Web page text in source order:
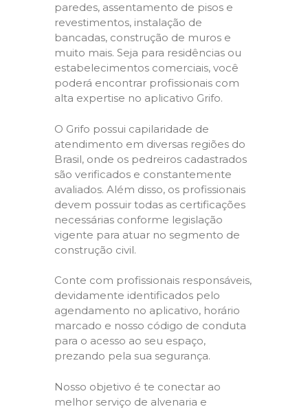
paredes, assentamento de pisos e
revestimentos, instalação de
bancadas, construção de muros e
muito mais. Seja para residências ou
estabelecimentos comerciais, você
poderá encontrar profissionais com
alta expertise no aplicativo Grifo.
O Grifo possui capilaridade de
atendimento em diversas regiões do
Brasil, onde os pedreiros cadastrados
são verificados e constantemente
avaliados. Além disso, os profissionais
devem possuir todas as certificações
necessárias conforme legislação
vigente para atuar no segmento de
construção civil.
Conte com profissionais responsáveis,
devidamente identificados pelo
agendamento no aplicativo, horário
marcado e nosso código de conduta
para o acesso ao seu espaço,
prezando pela sua segurança.
Nosso objetivo é te conectar ao
melhor serviço de alvenaria e